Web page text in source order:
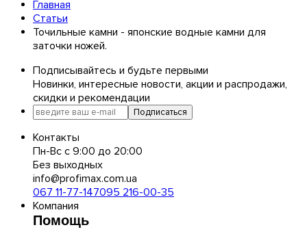
Главная
Статьи
Точильные камни - японские водные камни для
заточки ножей.
Подписывайтесь и будьте первыми
Новинки, интересные новости, акции и распродажи,
скидки и рекомендации
Подписаться
Контакты
Пн-Вс с 9:00 до 20:00
Без выходных
info@profimax.com.ua
067 11-77-147095 216-00-35
Компания
Помощь